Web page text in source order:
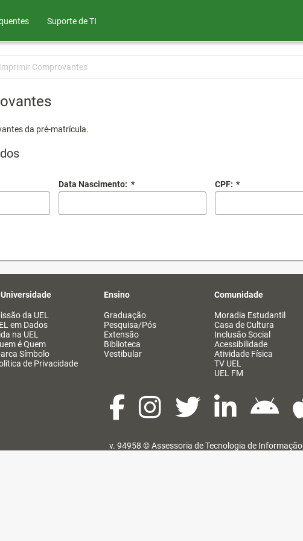
Suporte de TI
Imprimir Comprovantes
da pré-matrícula.
Data Nascimento: * CPF: *
da UEL
em Dados
na UEL
é Quem
Símbolo
de Privacidade
Ensino
Graduação
Pesquisa/Pós
Extensão
Biblioteca
Vestibular
Comunidade
Moradia Estudantil
Casa de Cultura
Inclusão Social
Acessibilidade
Atividade Física
TV UEL
UEL FM
v. 94958 ©Assessoria de Tecnologia de Informação